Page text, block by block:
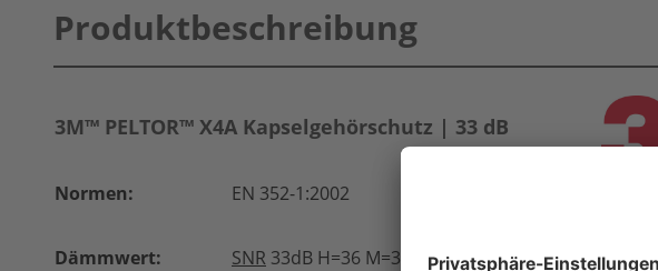
Produktbeschreibung
3M™ PELTOR™ X4A Kapselgehörschutz | 33 dB
Normen: EN 352-1:2002
Dämmwert: SNR 33dB H=36 M=30 L=22